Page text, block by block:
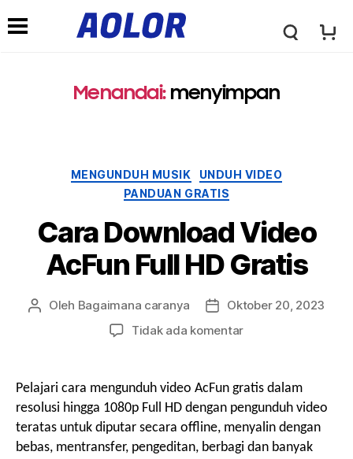
L
o
A
o
l
r
Menandai: menyimpan
Kategori
MENGUNDUH MUSIK
UNDUH VIDEO
PANDUAN GRATIS
Cara Download Video
AcFun Full HD Gratis
Penulis
Oleh Bagaimana caranya
Tanggal
Posting
Oktober 20, 2023
Tidak ada komentarpada
Video
AcFun
Full
HD
Gratis
Pelajari cara mengunduh video AcFun gratis dalam
resolusi hingga 1080p Full HD dengan pengunduh video
teratas untuk diputar secara offline, menyalin dengan
bebas, mentransfer, pengeditan, berbagi dan banyak